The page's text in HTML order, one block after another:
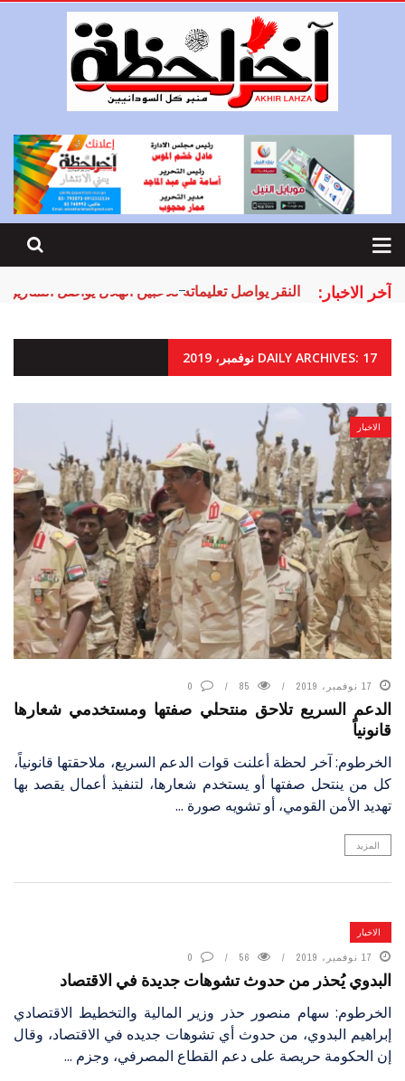
آخر الاخبار: النقر يواصل تعليماته للاعبين الهلال يواصل
DAILY ARCHIVES: 17 نوفمبر، 2019
الاخبار
17 نوفمبر، 2019 85
0
الدعم السريع تلاحق منتحلي صفتها ومستخدمي شعارها
قانونياً
الخرطوم: آخر لحظة أعلنت قوات الدعم السريع، ملاحقتها قانونياً،
كل من ينتحل صفتها أو يستخدم شعارها، لتنفيذ أعمال يقصد بها
تهديد الأمن القومي، أو تشويه صورة ...
المزيد
الاخبار
17 نوفمبر، 2019 56
0
البدوي يُحذر من حدوث تشوهات جديدة في الاقتصاد
الخرطوم: سهام منصور حذر وزير المالية والتخطيط الاقتصادي
إبراهيم البدوي، من حدوث أي تشوهات جديده في الاقتصاد، وقال
إن الحكومة حريصة على دعم القطاع المصرفي، وجزم ...